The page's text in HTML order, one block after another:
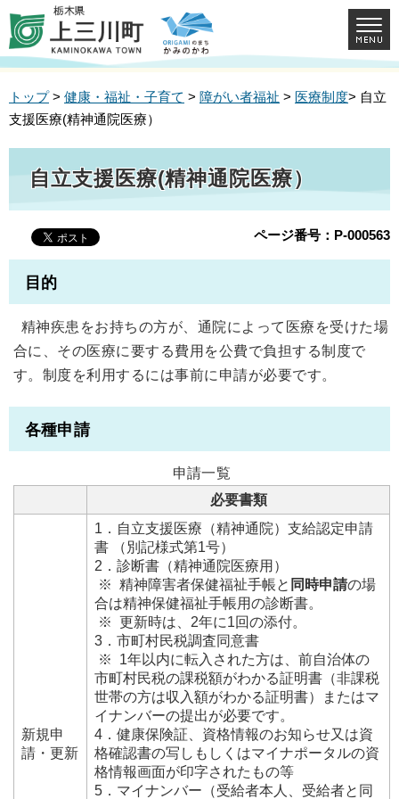
トップ> 健康・福祉・子育て > 障がい者福祉 > 医療制度> 自立
支援医療(精神通院医療）
自立支援医療(精神通院医療）
ページ番号：P-000563
目的
精神疾患をお持ちの方が、通院によって医療を受けた場
合に、その医療に要する費用を公費で負担する制度で
す。制度を利用するには事前に申請が必要です。
各種申請
申請一覧
必要書類
新規申
請・更新
1．自立支援医療（精神通院）支給認定申請
書 （別記様式第1号）
2．診断書（精神通院医療用）
※ 精神障害者保健福祉手帳と 同時申請の場
合は精神保健福祉手帳用の診断書。
※ 更新時は、2年に1回の添付。
3．市町村民税調査同意書
※ 1年以内に転入された方は、前自治体の
市町村民税の課税額がわかる証明書（非課税
世帯の方は収入額がわかる証明書）またはマ
イナンバーの提出が必要です。
4．健康保険証、資格情報のお知らせ又は資
格確認書の写しもしくはマイナポータルの資
格情報画面が印字されたもの等
5．マイナンバー（受給者本人、受給者と同